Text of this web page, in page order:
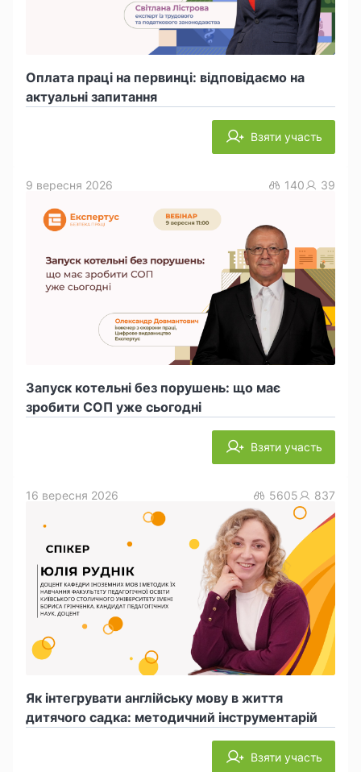
Оплата праці на первинці: відповідаємо на
актуальні запитання
Взяти участь
Запуск котельні без порушень: що має
зробити СОП уже сьогодні
9 вересня 2026 140 39
Взяти участь
Як інтегрувати англійську мову в життя
дитячого садка: методичний інструментарій
16 вересня 2026 5605 837
Взяти участь